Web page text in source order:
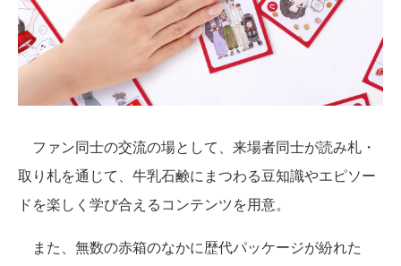
ファン同士の交流の場として、来場者同士が読み札・
取り札を通じて、牛乳石鹸にまつわる豆知識やエピソー
ドを楽しく学び合えるコンテンツを用意。
また、無数の赤箱のなかに歴代パッケージが紛れた